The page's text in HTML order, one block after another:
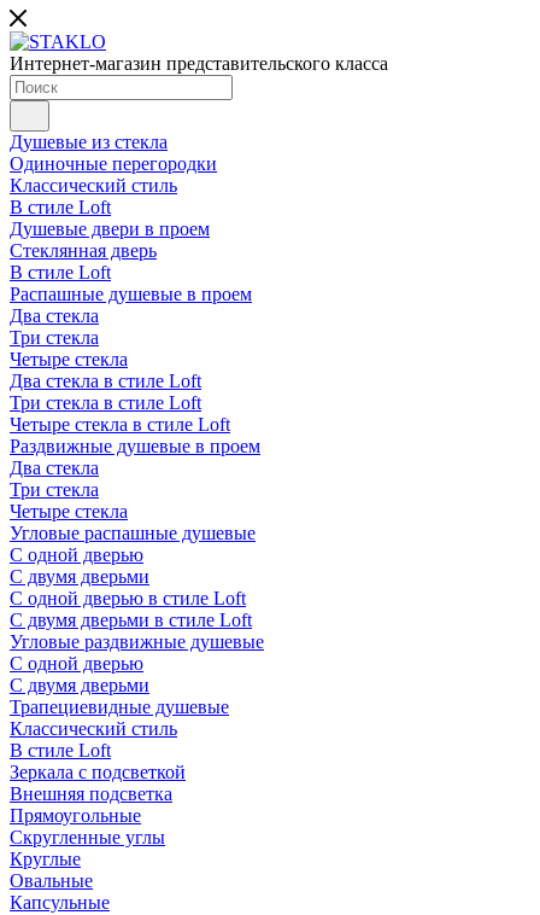
Интернет-магазин представительского класса
Душевые из стекла
Одиночные перегородки
Классический стиль
В стиле Loft
Душевые двери в проем
Стеклянная дверь
В стиле Loft
Распашные душевые в проем
Два стекла
Три стекла
Четыре стекла
Два стекла в стиле Loft
Три стекла в стиле Loft
Четыре стекла в стиле Loft
Раздвижные душевые в проем
Два стекла
Три стекла
Четыре стекла
Угловые распашные душевые
С одной дверью
С двумя дверьми
С одной дверью в стиле Loft
С двумя дверьми в стиле Loft
Угловые раздвижные душевые
С одной дверью
С двумя дверьми
Трапециевидные душевые
Классический стиль
В стиле Loft
Зеркала с подсветкой
Внешняя подсветка
Прямоугольные
Скругленные углы
Круглые
Овальные
Капсульные